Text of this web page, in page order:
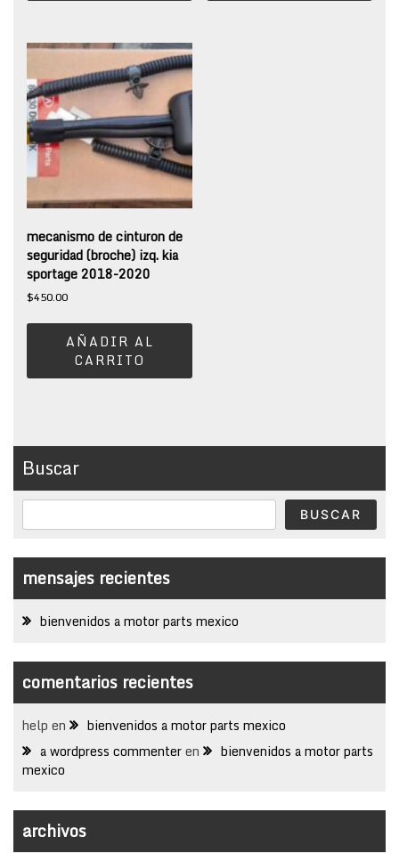
mecanismo de cinturon de
seguridad (broche) izq. kia
sportage 2018-2020
$450.00
AÑADIR AL
CARRITO
Buscar
BUSCAR
mensajes recientes
bienvenidos a motor parts mexico
comentarios recientes
help en
bienvenidos a motor parts mexico
a wordpress commenteren
bienvenidos a motor parts
mexico
archivos